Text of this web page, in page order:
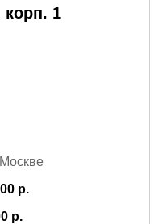
корп. 1
р.
р.